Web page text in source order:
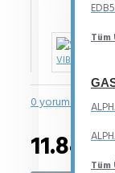
Tüm
Tüm
VIBE
0 yorum yapılmış.